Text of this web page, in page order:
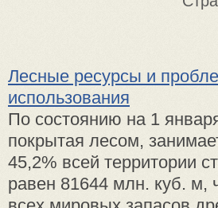
Лесные ресурсы и
использования
По состоянию на 1
покрытая лесом,
45,2% всей территории
равен 81644 млн. куб. м,